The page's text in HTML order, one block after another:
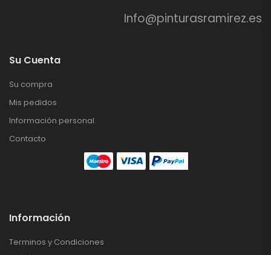
Info@pinturasramirez.es
Su Cuenta
Su compra
Mis pedidos
Información personal
Contacto
Información
Terminos y Condiciones